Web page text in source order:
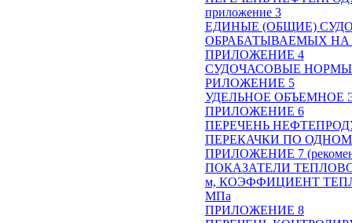
приложение 3
ЕДИНЫЕ (ОБЩИЕ)
ОБРАБАТЫВАЕМЫХ НА
ПРИЛОЖЕНИЕ 4
СУДОЧАСОВЫЕ НОРМЫ
РИЛОЖЕНИЕ 5
УДЕЛЬНОЕ ОБЪЕМНОЕ
ПРИЛОЖЕНИЕ 6
ПЕРЕЧЕНЬ
ПЕРЕКАЧКИ ПО
ПРИЛОЖЕНИЕ 7
ПОКАЗАТЕЛИ
м, КОЭФФИЦИЕНТ
МПа
ПРИЛОЖЕНИЕ 8